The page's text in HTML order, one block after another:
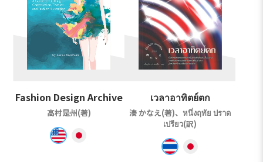
Fashion Design Archive
高村是州(著)
เวลาอาทิตย์ตก
湊 かなえ(著)、หนึ่งฤทัย ปราด
เปรียว(訳)